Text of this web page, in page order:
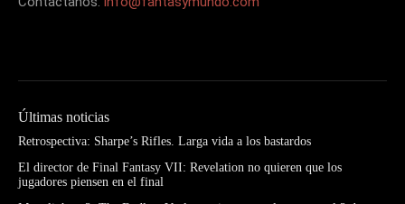
Últimas noticias
Retrospectiva: Sharpe’s Rifles. Larga vida a los bastardos
El director de Final Fantasy VII: Revelation no quieren que los
jugadores piensen en el final